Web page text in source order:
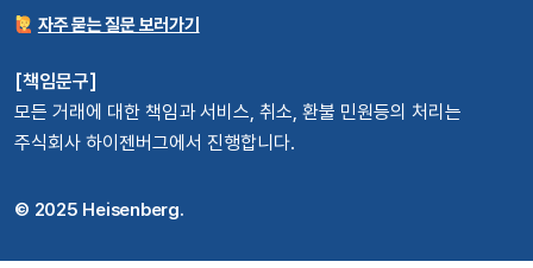
자주 묻는 질문 보러가기
[책임문구]
모든 거래에 대한 책임과 서비스, 취소, 환불 민원등의 처리는
주식회사 하이젠버그에서 진행합니다.
© 2025 Heisenberg.